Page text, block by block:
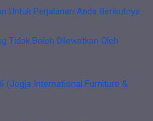
Untuk Perjalanan Anda Berikutnya
Tidak Boleh Dilewatkan Oleh
(Jogja International Furniture &